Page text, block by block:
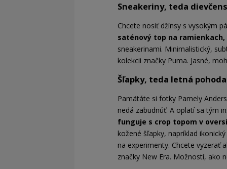
Sneakeriny, teda
Chcete nosiť džínsy s vysokým
saténový top na
sneakerinami. Minimalistický,
kolekcii značky Puma. Jasné,
Šľapky, teda letná pohoda
Pamätáte si fotky Pamely
nedá zabudnúť. A oplatí sa tým
funguje s crop topom v
kožené šľapky, napríklad
na experimenty. Chcete vyzerať
značky New Era. Možností, ako